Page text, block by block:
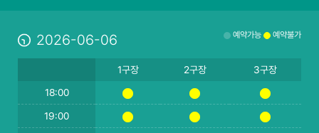
2026-06-06 예약가능 예약불가
1구장 2구장
3구장
18:00
19:00